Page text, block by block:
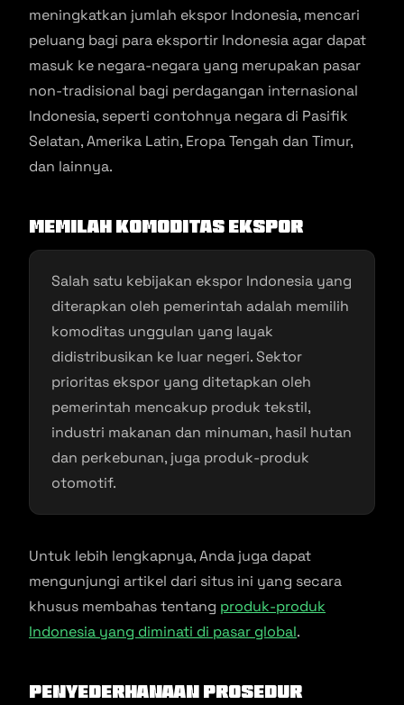
meningkatkan jumlah ekspor Indonesia, mencari
peluang bagi para eksportir Indonesia agar dapat
masuk ke negara-negara yang merupakan pasar
non-tradisional bagi perdagangan internasional
Indonesia, seperti contohnya negara di Pasifik
Selatan, Amerika Latin, Eropa Tengah dan Timur,
dan lainnya.
Memilah Komoditas Ekspor
Salah satu kebijakan ekspor Indonesia yang
diterapkan oleh pemerintah adalah memilih
komoditas unggulan yang layak
didistribusikan ke luar negeri. Sektor
prioritas ekspor yang ditetapkan oleh
pemerintah mencakup produk tekstil,
industri makanan dan minuman, hasil hutan
dan perkebunan, juga produk-produk
otomotif.
Untuk lebih lengkapnya, Anda juga dapat
mengunjungi artikel dari situs ini yang secara
khusus membahas tentang produk-produk
Indonesia yang diminati di pasar global.
Penyederhanaan Prosedur